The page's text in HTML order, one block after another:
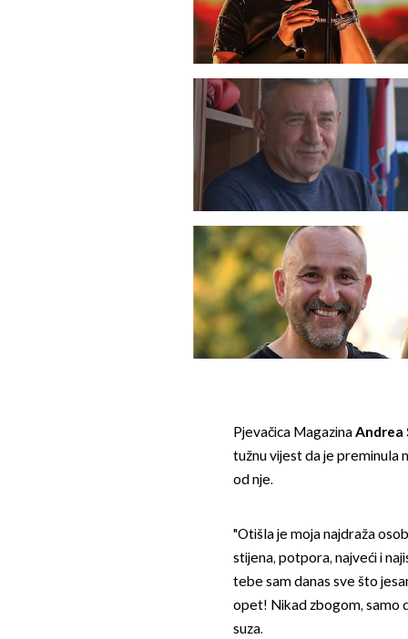
Pjevačica MagazinaAndrea
tužnu vijest da je preminula
od nje.
"Otišla je moja najdraža
stijena, potpora, najveći i
tebe sam danas sve što
opet! Nikad zbogom, samo
suza.